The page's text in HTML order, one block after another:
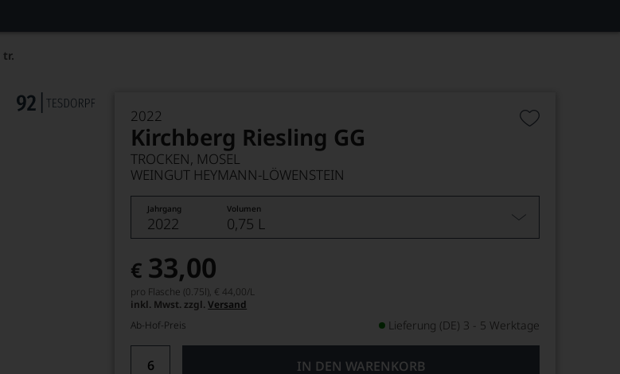
tr.
2022
Kirchberg Riesling GG
TROCKEN, MOSEL
WEINGUT HEYMANN-LÖWENSTEIN
Jahrgang Volumen
2022 0,75 L
€ 33,00
pro Flasche (0.75l), € 44,00/L
inkl. Mwst. zzgl.Versand
Ab-Hof-Preis
Lieferung (DE) 3 - 5 Werktage
IN DEN WARENKORB